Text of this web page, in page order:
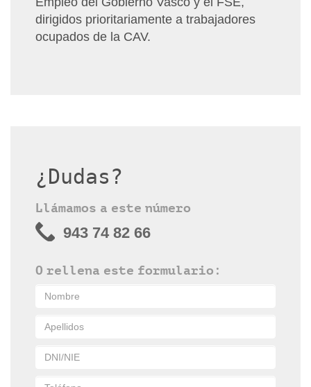
dirigidos prioritariamente a trabajadores
ocupados de la CAV.
¿Dudas?
Llámamos a este número
943 74 82 66
O rellena este formulario: